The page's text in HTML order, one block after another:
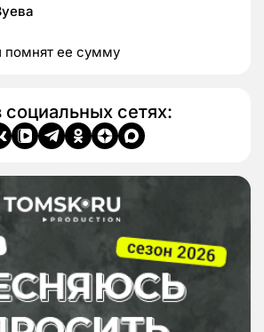
помнят ее сумму
сетях: